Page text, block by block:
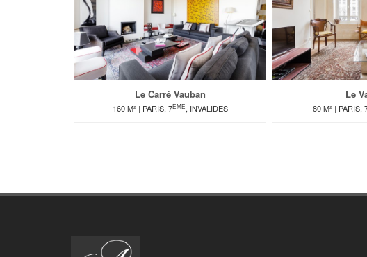
Le Carré Vauban
160 M² | PARIS, 7ÈME, INVALIDES
Le
80 M² | PARIS,